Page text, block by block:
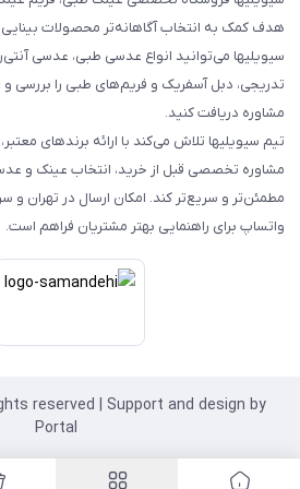
هدف کمک به انتخاب آگاهانه‌تر محصولات
سیویلیها می‌توانید انواع عدسی طبی، عدسی
تدریجی، دبل آسفریک و فریم‌های طبی را بررسی و
مشاوره دریافت کنید.
تیم سیویلیها تلاش می‌کند با ارائه برندهای
مشاوره تخصصی قبل از خرید، انتخاب عینک و عدسی
مطمئن‌تر و سریع‌تر کند. امکان ارسال در تهران و
واتساپ برای راهنمایی بهتر مشتریان فراهم است.
reserved | Support and design by
Portal